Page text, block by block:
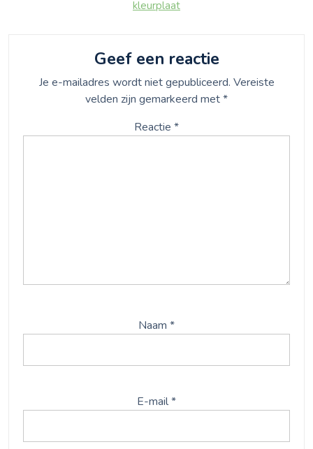
kleurplaat
Geef een reactie
Je e-mailadres wordt niet gepubliceerd. Vereiste
velden zijn gemarkeerd met*
Reactie *
Naam *
E-mail*